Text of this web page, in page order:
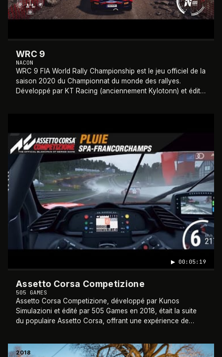
WRC 9
NACON
WRC 9 FIA World Rally Championship est le jeu officiel de la
saison 2020 du Championnat du monde des rallyes.
Développé par KT Racing (anciennement Kylotonn) et édité
▶ 00:05:19
Assetto Corsa Competizione
505 GAMES
Assetto Corsa Competizione, développé par Kunos
Simulazioni et édité par 505 Games en 2018, était la suite
du populaire Assetto Corsa, offrant une expérience de
2018